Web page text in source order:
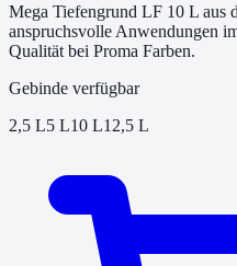
Mega Tiefengrund LF 10 L aus
anspruchsvolle Anwendungen
Qualität bei Proma Farben.
Gebinde verfügbar
2,5 L5 L10 L12,5 L